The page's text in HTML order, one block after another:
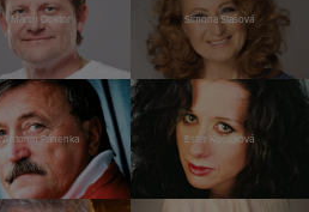
Martin Doktor Simona Stašová
Antonín Panenka Ester Kočičková